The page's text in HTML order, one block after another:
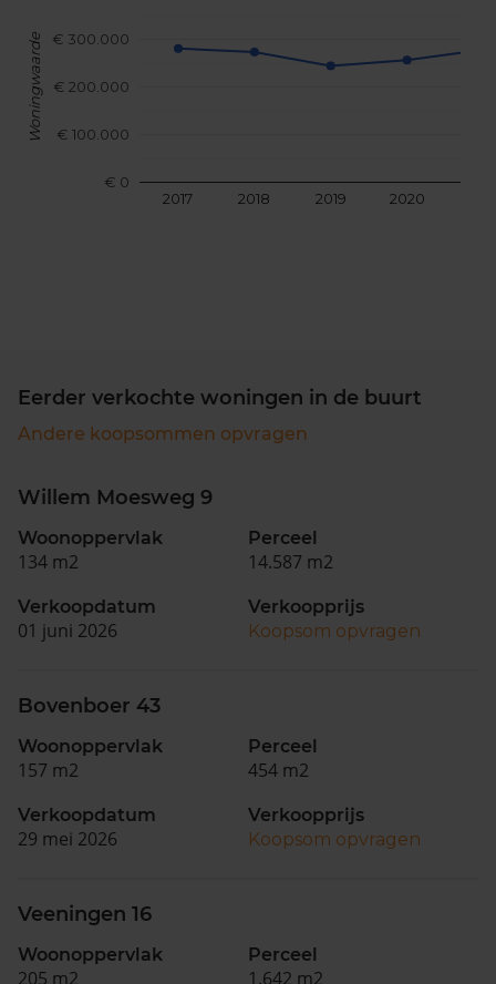
2017 2018 2019 2020
€ 0
€ 100.000
€ 200.000
€ 300.000
Woningwaarde
Eerder verkochte woningen in de buurt
Andere koopsommen opvragen
Willem Moesweg 9
Woonoppervlak
134 m2
Perceel
14.587 m2
Verkoopdatum
01 juni 2026
Verkoopprijs
Koopsom opvragen
Bovenboer 43
Woonoppervlak
157 m2
Perceel
454 m2
Verkoopdatum
29 mei 2026
Verkoopprijs
Koopsom opvragen
Veeningen 16
Woonoppervlak
205 m2
Perceel
1.642 m2